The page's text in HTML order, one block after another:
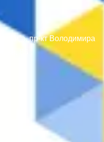
Київ, пр-кт Володимира